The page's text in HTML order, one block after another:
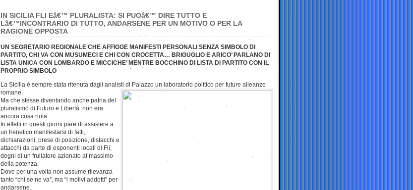
IN SICILIA FLI Eâ€™ PLURALISTA: SI PUOâ€™ DIRE TUTTO E
Lâ€™INCONTRARIO DI TUTTO, ANDARSENE PER UN MOTIVO O PER LA
RAGIONE OPPOSTA
UN SEGRETARIO REGIONALE CHE AFFIGGE MANIFESTI PERSONALI SENZA SIMBOLO DI
PARTITO, CHI VA CON MUSUMECI E CHI CON CROCETTA… BRIGUGLIO E ARICO’ PARLANO DI
LISTA UNICA CON LOMBARDO E MICCICHE’ MENTRE BOCCHINO DI LISTA DI PARTITO CON IL
PROPRIO SIMBOLO
La Sicilia è sempre stata ritenuta dagli analisti di Palazzo un laboratorio politico per future alleanze
romane.
Ma che stesse diventando anche patria del
pluralismo di Futuro e Libertà non era
ancora cosa nota.
In effetti in questi giorni pare di assistere a
un frenetico manifestarsi di fatti,
dichiarazioni, prese di posizione, distacchi e
attacchi da parte di esponenti locali di Fli,
degni di un frullatore azionato al massimo
della potenza.
Dove per una volta non assume rilevanza
tanto “chi se ne va”, ma “i motivi addotti” per
andarsene.